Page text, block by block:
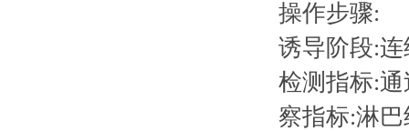
操作步骤:
诱导阶段:
检测指标:
察指标:淋